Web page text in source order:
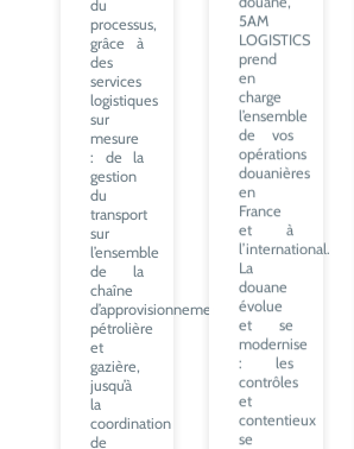
processus,
grâce à
des
services
logistiques
sur
mesure
: de la
gestion
du
transport
sur
l’ensemble
de la
chaîne
d’approvisionnement
pétrolière
et
gazière,
jusqu’à
la
coordination
de
5AM
LOGISTICS
prend
en
charge
l’ensemble
de vos
opérations
douanières
en
France
et à
l’international.
La
douane
évolue
et se
modernise
: les
contrôles
et
contentieux
se